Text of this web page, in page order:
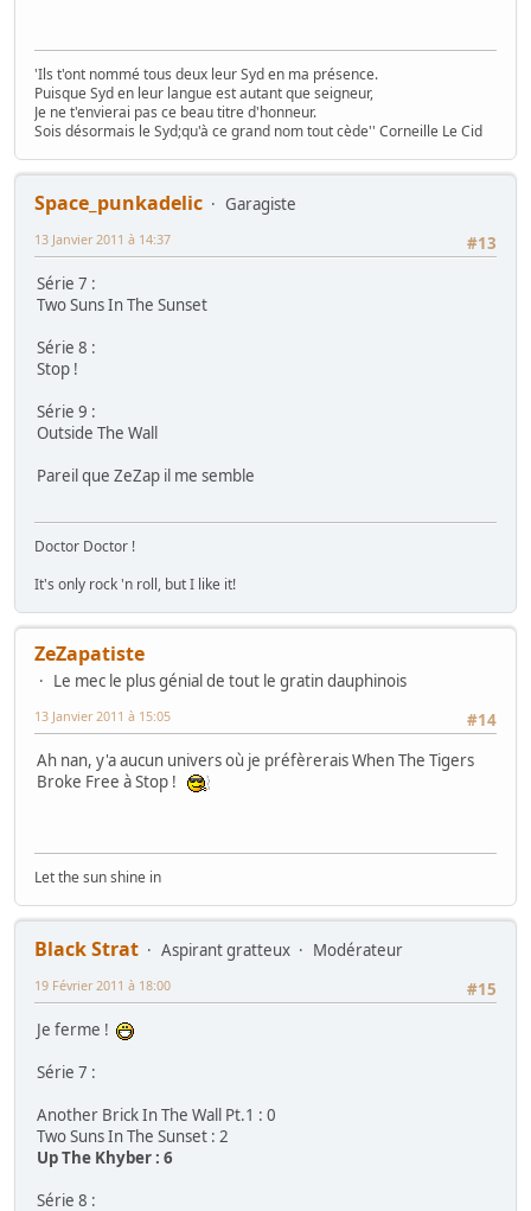
'Ils t'ont nommé tous deux leur Syd en ma présence.
Puisque Syd en leur langue est autant que seigneur,
Je ne t'envierai pas ce beau titre d'honneur.
Sois désormais le Syd;qu'à ce grand nom tout cède'' Corneille Le Cid
Space_punkadelic
Garagiste
#13
13 Janvier 2011 à 14:37
Série 7 :
Two Suns In The Sunset
Série 8 :
Stop !
Série 9 :
Outside The Wall
Pareil que ZeZap il me semble
Doctor Doctor !
It's only rock 'n roll, but I like it!
ZeZapatiste
Le mec le plus génial de tout le gratin dauphinois
#14
13 Janvier 2011 à 15:05
Ah nan, y'a aucun univers où je préfèrerais When The Tigers
Broke Free à Stop !
Let the sun shine in
Black Strat Aspirant gratteux
Modérateur
#15
19 Février 2011 à 18:00
Je ferme !
Série 7 :
Another Brick In The Wall Pt.1 : 0
Two Suns In The Sunset : 2
Up The Khyber : 6
Série 8 :